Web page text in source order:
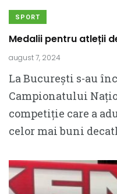
SPORT
Medalii pentru atleții
august 7, 2024
La București s-au
Campionatului
competiție care a
celor mai buni